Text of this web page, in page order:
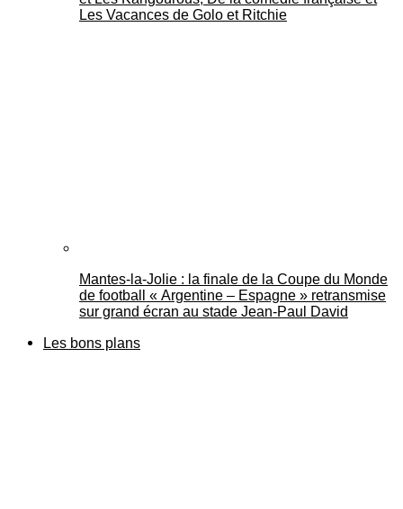
Les Vacances de Golo et Ritchie
Mantes-la-Jolie : la finale de la Coupe du Monde
de football « Argentine – Espagne » retransmise
sur grand écran au stade Jean-Paul David
Les bons plans